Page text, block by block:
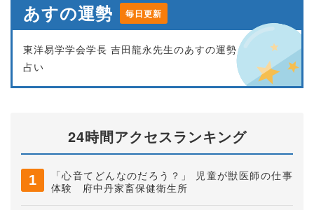
あすの運勢 毎日更新
東洋易学学会学長 吉田龍永先生のあすの運勢
占い
24時間アクセスランキング
「心音てどんなのだろう？」 児童が獣医師の仕事
体験 府中丹家畜保健衛生所